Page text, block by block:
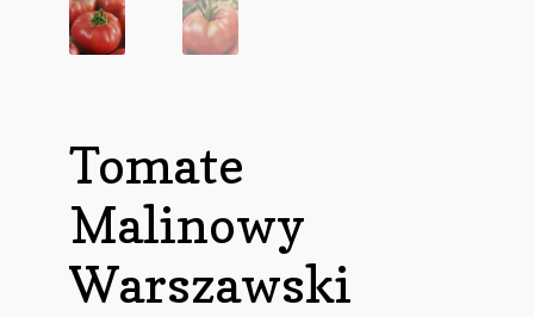
Tomate
Malinowy
Warszawski